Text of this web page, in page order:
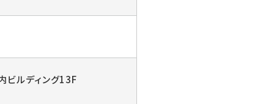
ルディング13F